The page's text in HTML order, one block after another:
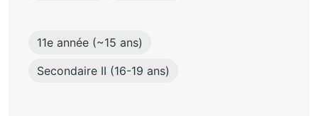
11e année (~15 ans)
Secondaire II (16-19 ans)